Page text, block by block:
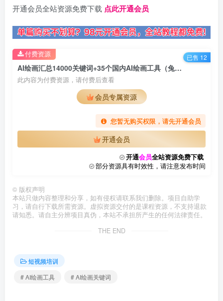
开通会员全站资源免费下载 点此开通会员
AI绘画汇总14000关键词+35个国内AI绘画工具（兔费+付费）头像壁纸不用愁
此内容为付费资源，请付费后查看
会员专属资源
您暂无购买权限，请先开通会员
开通会员
开通会员全站资源免费下载
部分资源具有时效性，请注意发布时间
付费资源 已售 12
© 版权声明
本站只做内容整理和分享，如有侵权请联系我们删除。项目自助学
习，请自行下载所需资源。虚拟资源交付的是课程资源，不支持退款
请知悉。请自主分辨项目真伪，本站不承担所产生的任何法律责任。
THE END
短视频培训
# AI绘画工具
# AI绘画关键词